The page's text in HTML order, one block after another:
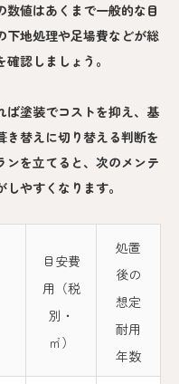
値はあくまで一般的な目
下地処理や足場費などが総
認しましょう。
ば塗装でコストを抑え、基
替えに切り替える判断を
ンを立てると、次のメンテ
やすくなります。
目安費
用（税
別・
㎡）
処置
後の
想定
耐用
年数